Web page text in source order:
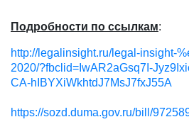
Подробности по ссылкам:
http://legalinsight.ru/legal-insight-
2020/?fbclid=IwAR2aGsq7I-
CA-hIBYXiWkhtdJ7MsJ7fxJ55A
https://sozd.duma.gov.ru/bill/